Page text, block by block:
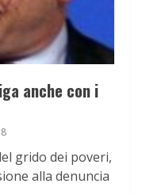
anche con i
grido dei poveri,
alla denuncia